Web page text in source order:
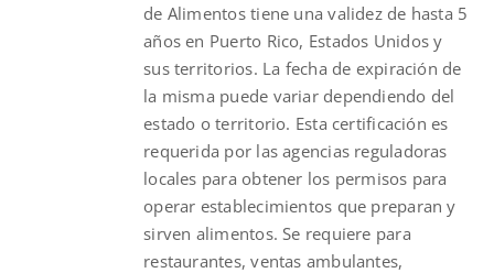
de Alimentos tiene una validez de hasta 5
años en Puerto Rico, Estados Unidos y
sus territorios. La fecha de expiración de
la misma puede variar dependiendo del
estado o territorio. Esta certificación es
requerida por las agencias reguladoras
locales para obtener los permisos para
operar establecimientos que preparan y
sirven alimentos. Se requiere para
restaurantes, ventas ambulantes,